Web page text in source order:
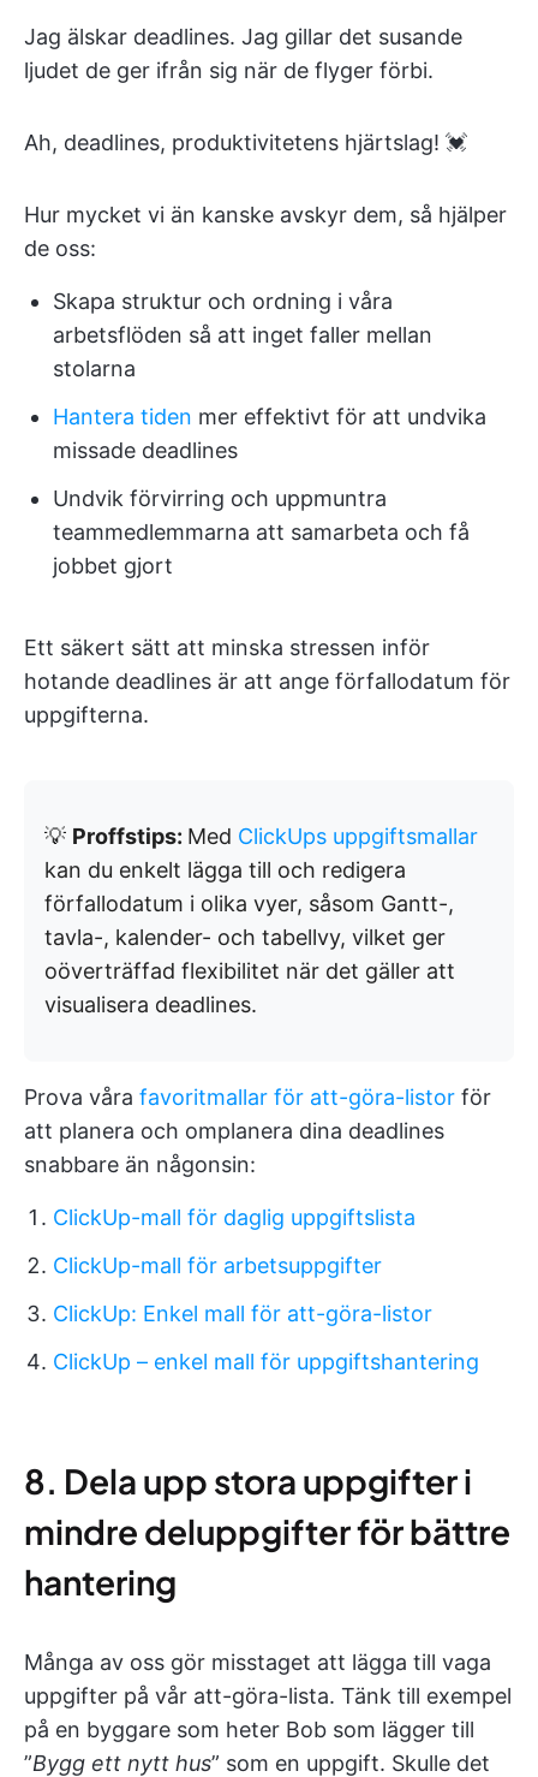
Jag älskar deadlines. Jag gillar det susande
ljudet de ger ifrån sig när de flyger förbi.
Ah, deadlines, produktivitetens hjärtslag! 💓
Hur mycket vi än kanske avskyr dem, så hjälper
de oss:
Skapa struktur och ordning i våra
arbetsflöden så att inget faller mellan
stolarna
Hantera tiden mer effektivt för att undvika
missade deadlines
Undvik förvirring och uppmuntra
teammedlemmarna att samarbeta och få
jobbet gjort
Ett säkert sätt att minska stressen inför
hotande deadlines är att ange förfallodatum för
uppgifterna.
💡 Proffstips: Med ClickUps uppgiftsmallar
kan du enkelt lägga till och redigera
förfallodatum i olika vyer, såsom Gantt-,
tavla-, kalender- och tabellvy, vilket ger
oöverträffad flexibilitet när det gäller att
visualisera deadlines.
Prova våra favoritmallar för att-göra-listor för
att planera och omplanera dina deadlines
snabbare än någonsin:
ClickUp-mall för daglig uppgiftslista
ClickUp-mall för arbetsuppgifter
ClickUp: Enkel mall för att-göra-listor
ClickUp – enkel mall för uppgiftshantering
8. Dela upp stora uppgifter i
mindre deluppgifter för bättre
hantering
Många av oss gör misstaget att lägga till vaga
uppgifter på vår att-göra-lista. Tänk till exempel
på en byggare som heter Bob som lägger till
”Bygg ett nytt hus” som en uppgift. Skulle det